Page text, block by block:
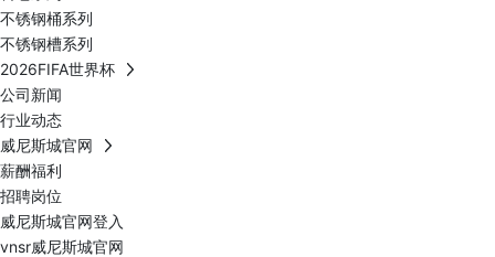
不锈钢桶系列
不锈钢槽系列
2026FIFA世界杯
公司新闻
行业动态
威尼斯城官网
薪酬福利
招聘岗位
威尼斯城官网登入
vnsr威尼斯城官网